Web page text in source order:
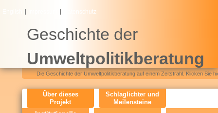
Inhalt
Geschichte der
Umweltpolitikberatung
Datenschutz
Die Geschichte der Umweltpolitikberatung auf einem Zeitstrahl. Klicken Sie
H
Über dieses
Projekt
Schlaglichter und
Meilensteine